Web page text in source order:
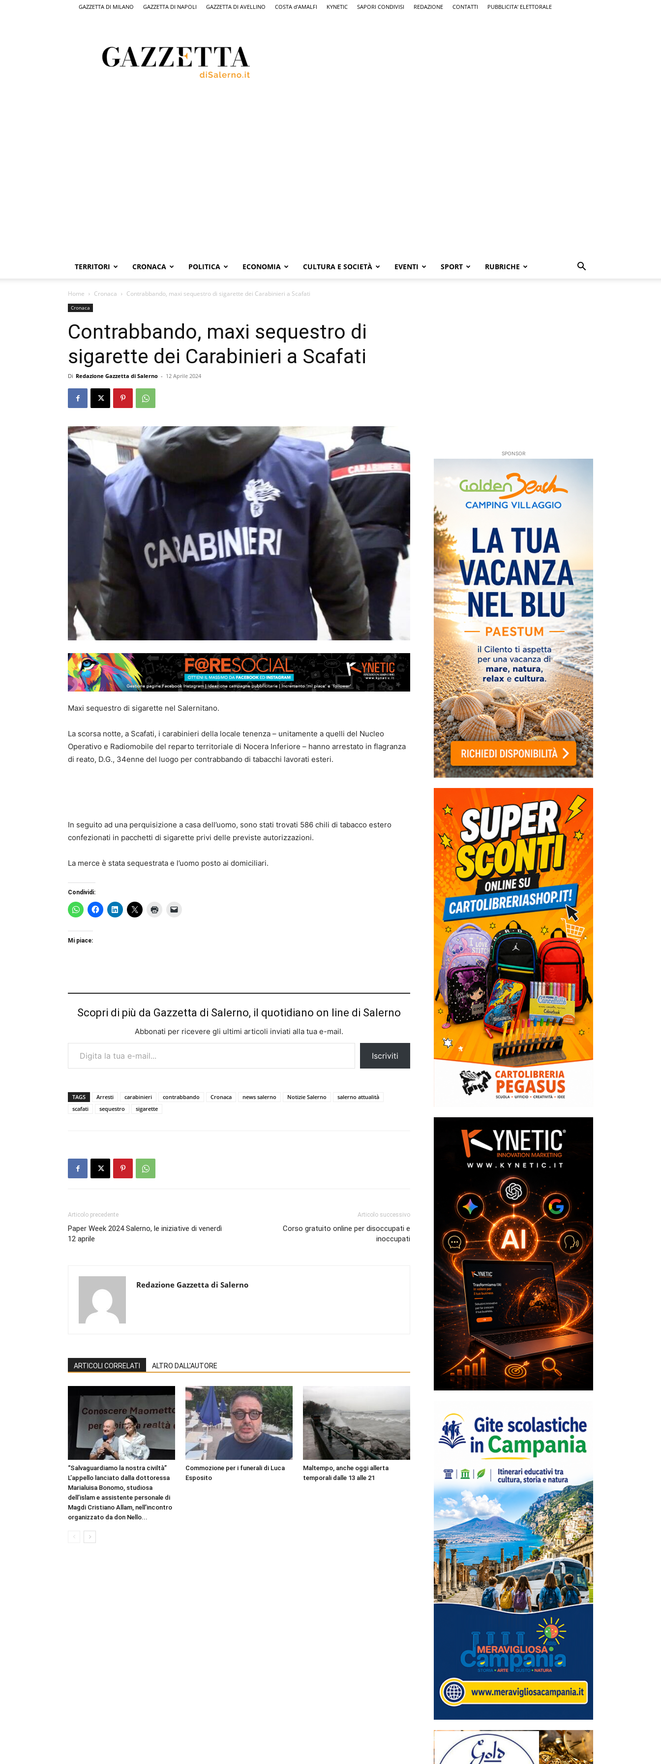
GAZZETTA DI MILANO GAZZETTA DI NAPOLI GAZZETTA DI AVELLINO COSTA d’AMALFI KYNETIC SAPORI CONDIVISI REDAZIONE CONTATTI PUBBLICITA’ ELETTORALE
Salerno,
il
quotidiano
TERRITORI CRONACA POLITICA ECONOMIA CULTURA E SOCIETÀ EVENTI SPORT RUBRICHE
Home Cronaca Contrabbando, maxi sequestro di sigarette dei Carabinieri a Scafati
Cronaca
Contrabbando, maxi sequestro di
sigarette dei Carabinieri a Scafati
Di Redazione Gazzetta di Salerno - 12 Aprile 2024
Maxi sequestro di sigarette nel Salernitano.
La scorsa notte, a Scafati, i carabinieri della locale tenenza – unitamente a quelli del Nucleo
Operativo e Radiomobile del reparto territoriale di Nocera Inferiore – hanno arrestato in flagranza
di reato, D.G., 34enne del luogo per contrabbando di tabacchi lavorati esteri.
In seguito ad una perquisizione a casa dell’uomo, sono stati trovati 586 chili di tabacco estero
confezionati in pacchetti di sigarette privi delle previste autorizzazioni.
La merce è stata sequestrata e l’uomo posto ai domiciliari.
Condividi:
Mi piace:
Scopri di più da Gazzetta di Salerno, il quotidiano on line di Salerno
Abbonati per ricevere gli ultimi articoli inviati alla tua e-mail.
Digita la tua e-mail...
Iscriviti
TAGS Arresti carabinieri contrabbando Cronaca news salerno Notizie Salerno
salerno attualità
scafati
sequestro sigarette
Articolo precedente
Paper Week 2024 Salerno, le iniziative di venerdì
12 aprile
Articolo successivo
Corso gratuito online per disoccupati e
inoccupati
Redazione Gazzetta di Salerno
ARTICOLI CORRELATI ALTRO DALL'AUTORE
“Salvaguardiamo la nostra civiltà”
L’appello lanciato dalla dottoressa
Marialuisa Bonomo, studiosa
dell’islam e assistente personale di
Magdi Cristiano Allam, nell’incontro
organizzato da don Nello...
Commozione per i funerali di Luca
Esposito
Maltempo, anche oggi allerta
temporali dalle 13 alle 21
SPONSOR